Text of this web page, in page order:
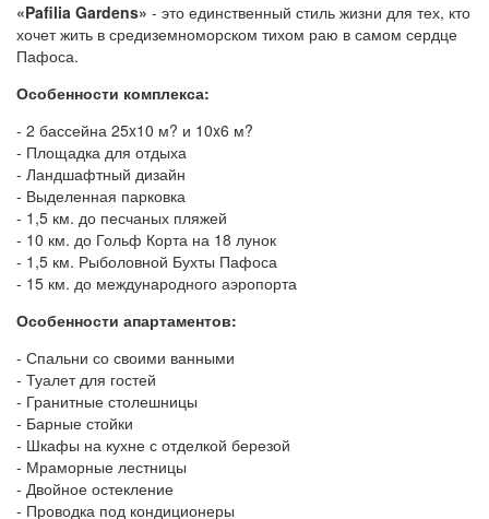
«Pafilia Gardens» - это единственный стиль жизни для тех, кто
хочет жить в средиземноморском тихом раю в самом сердце
Пафоса.
Особенности комплекса:
- 2 бассейна 25x10 м? и 10x6 м?
- Площадка для отдыха
- Ландшафтный дизайн
- Выделенная парковка
- 1,5 км. до песчаных пляжей
- 10 км. до Гольф Корта на 18 лунок
- 1,5 км. Рыболовной Бухты Пафоса
- 15 км. до международного аэропорта
Особенности апартаментов:
- Спальни со своими ванными
- Туалет для гостей
- Гранитные столешницы
- Барные стойки
- Шкафы на кухне с отделкой березой
- Мраморные лестницы
- Двойное остекление
- Проводка под кондиционеры